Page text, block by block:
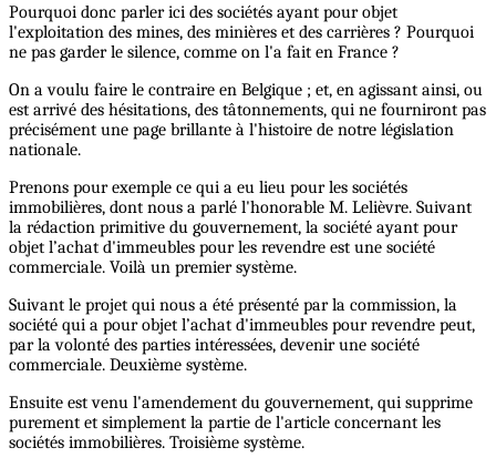
Pourquoi donc parler ici des sociétés ayant pour objet
l'exploitation des mines, des minières et des carrières ? Pourquoi
ne pas garder le silence, comme on l'a fait en France ?
On a voulu faire le contraire en Belgique ; et, en agissant ainsi, ou
est arrivé des hésitations, des tâtonnements, qui ne fourniront pas
précisément une page brillante à l'histoire de notre législation
nationale.
Prenons pour exemple ce qui a eu lieu pour les sociétés
immobilières, dont nous a parlé l'honorable M. Lelièvre. Suivant
la rédaction primitive du gouvernement, la société ayant pour
objet l’achat d'immeubles pour les revendre est une société
commerciale. Voilà un premier système.
Suivant le projet qui nous a été présenté par la commission, la
société qui a pour objet l’achat d'immeubles pour revendre peut,
par la volonté des parties intéressées, devenir une société
commerciale. Deuxième système.
Ensuite est venu l'amendement du gouvernement, qui supprime
purement et simplement la partie de l'article concernant les
sociétés immobilières. Troisième système.